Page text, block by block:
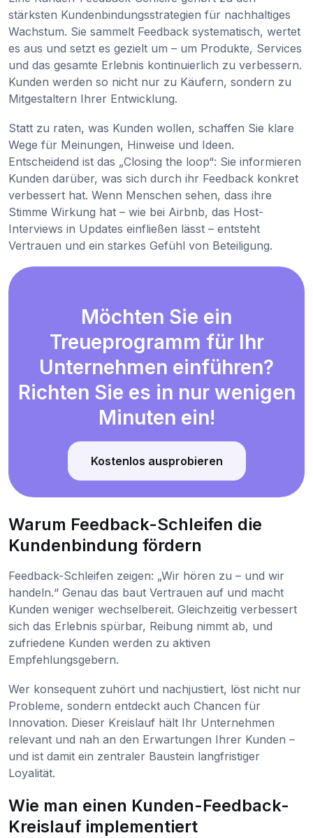
stärksten Kundenbindungsstrategien für nachhaltiges
Wachstum. Sie sammelt Feedback systematisch, wertet
es aus und setzt es gezielt um – um Produkte, Services
und das gesamte Erlebnis kontinuierlich zu verbessern.
Kunden werden so nicht nur zu Käufern, sondern zu
Mitgestaltern Ihrer Entwicklung.
Statt zu raten, was Kunden wollen, schaffen Sie klare
Wege für Meinungen, Hinweise und Ideen.
Entscheidend ist das „Closing the loop“: Sie informieren
Kunden darüber, was sich durch ihr Feedback konkret
verbessert hat. Wenn Menschen sehen, dass ihre
Stimme Wirkung hat – wie bei Airbnb, das Host-
Interviews in Updates einfließen lässt – entsteht
Vertrauen und ein starkes Gefühl von Beteiligung.
Möchten Sie ein
Treueprogramm für Ihr
Unternehmen einführen?
Richten Sie es in nur wenigen
Minuten ein!
Kostenlos ausprobieren
Warum Feedback-Schleifen die
Kundenbindung fördern
Feedback-Schleifen zeigen: „Wir hören zu – und wir
handeln.“ Genau das baut Vertrauen auf und macht
Kunden weniger wechselbereit. Gleichzeitig verbessert
sich das Erlebnis spürbar, Reibung nimmt ab, und
zufriedene Kunden werden zu aktiven
Empfehlungsgebern.
Wer konsequent zuhört und nachjustiert, löst nicht nur
Probleme, sondern entdeckt auch Chancen für
Innovation. Dieser Kreislauf hält Ihr Unternehmen
relevant und nah an den Erwartungen Ihrer Kunden –
und ist damit ein zentraler Baustein langfristiger
Loyalität.
Wie man einen Kunden-Feedback-
Kreislauf implementiert